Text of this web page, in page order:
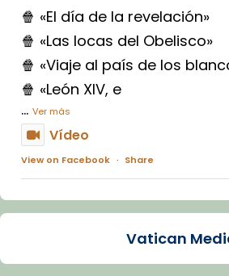
🍿 «El día de la revelación»
🍿 «Las locas del Obelisco»
🍿 «Viaje al país de los
🍿 «León XIV, e
... Ver más
Vídeo
View on Facebook · Share
Arquebisbat de
La Carmina va patir
dos mesos, a l'Estadi Lluís
Vatican